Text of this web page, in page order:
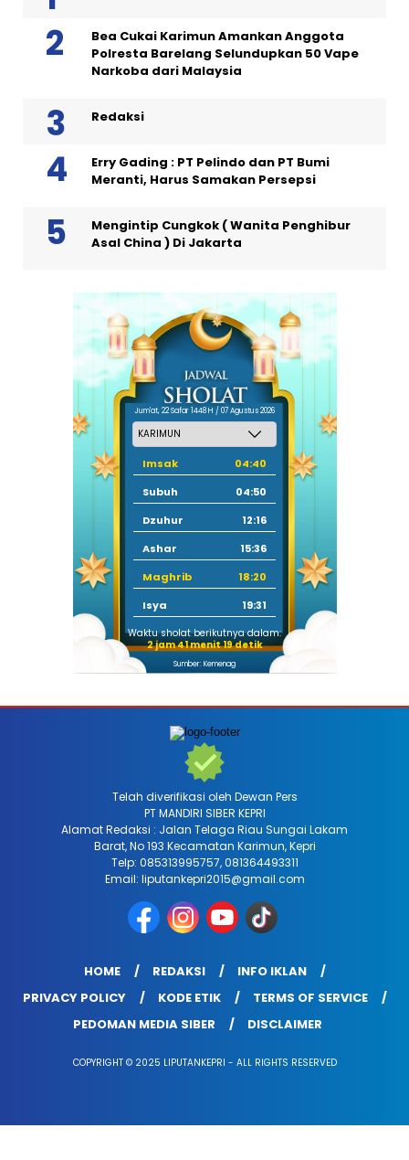
Bea Cukai Karimun Amankan Anggota
Polresta Barelang Selundupkan 50 Vape
Narkoba dari Malaysia
Redaksi
Erry Gading : PT Pelindo dan PT Bumi
Meranti, Harus Samakan Persepsi
Mengintip Cungkok ( Wanita Penghibur
Asal China ) Di Jakarta
Jum'at, 22 Safar 1448 H / 07 Agustus 2026
Imsak
04:40
Subuh
04:50
Dzuhur
12:16
Ashar
15:36
Maghrib
18:20
Isya
19:31
Waktu sholat berikutnya dalam:
2 jam 41 menit 17 detik
Sumber: Kemenag
Telah diverifikasi oleh Dewan Pers
PT MANDIRI SIBER KEPRI
Alamat Redaksi : Jalan Telaga Riau Sungai Lakam
Barat, No 193 Kecamatan Karimun, Kepri
Telp: 085313995757, 081364493311
Email: liputankepri2015@gmail.com
HOME REDAKSI
INFO IKLAN
PRIVACY POLICY
KODE ETIK
TERMS OF SERVICE
PEDOMAN MEDIA SIBER
DISCLAIMER
COPYRIGHT © 2025 LIPUTANKEPRI - ALL RIGHTS RESERVED